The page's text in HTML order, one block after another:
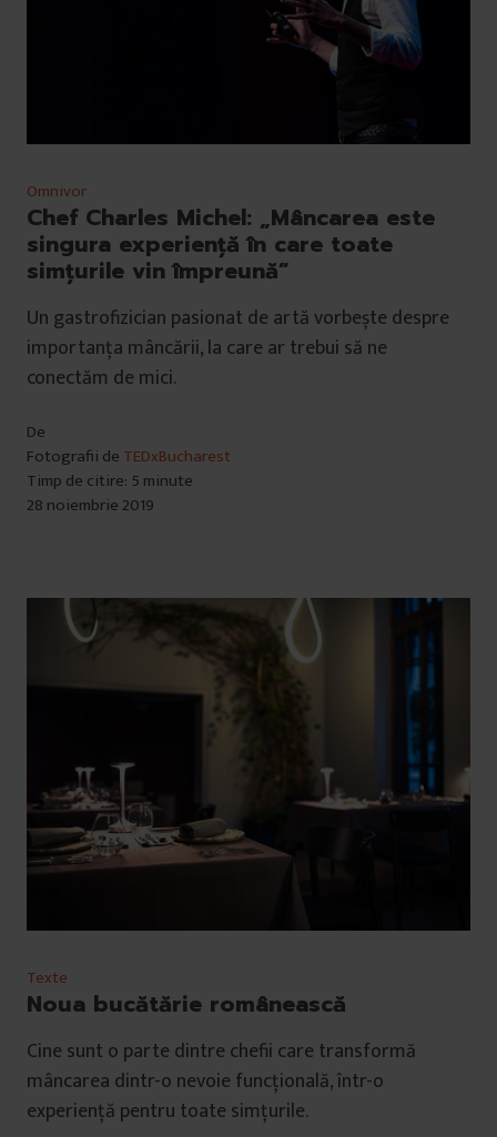
Omnivor
Chef Charles Michel: „Mâncarea este
singura experiență în care toate
simțurile vin împreună”
Un gastrofizician pasionat de artă vorbește despre
importanța mâncării, la care ar trebui să ne
conectăm de mici.
De
Fotografii de TEDxBucharest
Timp de citire: 5 minute
28 noiembrie 2019
Texte
Noua bucătărie românească
Cine sunt o parte dintre chefii care transformă
mâncarea dintr-o nevoie funcțională, într-o
experiență pentru toate simțurile.